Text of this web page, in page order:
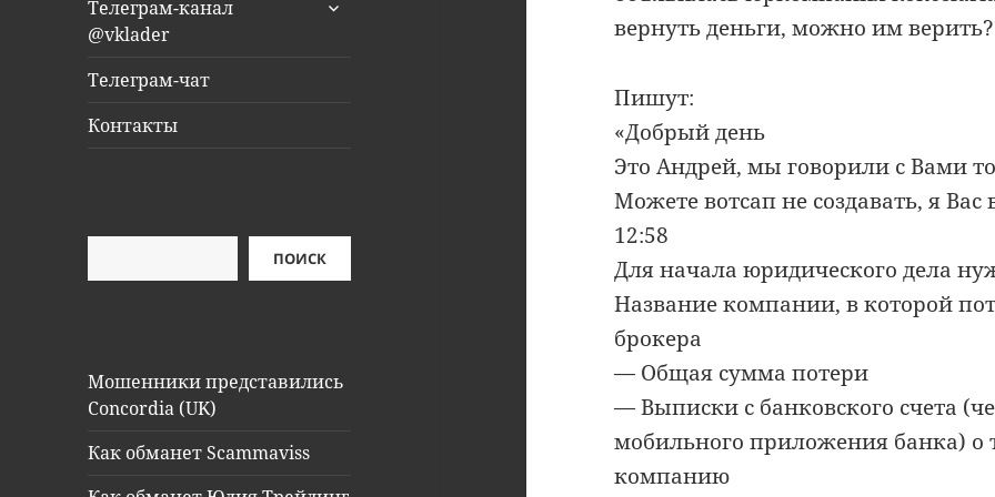
Телеграм-канал
@vklader
Телеграм-чат
Контакты
ПОИСК
Мошенники представились
Concordia (UK)
Как обманет Scammaviss
вернуть деньги, можно им
Пишут:
«Добрый день
Это Андрей, мы говорили с Вами
Можете вотсап не создавать, я
12:58
Для начала юридического дела
Название компании, в которой
брокера
— Общая сумма потери
— Выписки с банковского счета
мобильного приложения банка) о
компанию